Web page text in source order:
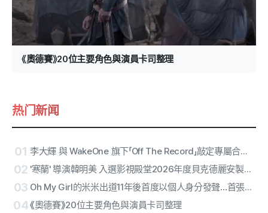
《奧德賽》20位主要角色與演員卡司整理
热门新闻
01 李大輝 與 WakeOne 旗下「Off The Record」敲定專屬合約… 多面向藝人開啟個人獨奏生涯第2章
02 '寒蘭' 導演韓明美 入選影視殿堂2026年度貝克德麗安製作人獎
03 Oh My Girl的米米出道11年後首度以個人身分發聲…首張單曲〈Bish Bash Bosh〉自信宣告
04《奧德賽》20位主要角色與演員卡司整理